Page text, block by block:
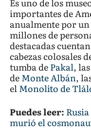
Es uno de los
importantes de
anualmente por
millones de
destacadas
cabezas colosales
tumba dePakal,
deMonte Albán,
elMonolito de
Puedes leer:
murió el